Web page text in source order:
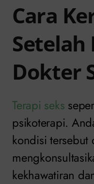
Cara
Setelah
Dokter
Terapi seks
psikoterapi.
kondisi tersebut
kekhawatiran